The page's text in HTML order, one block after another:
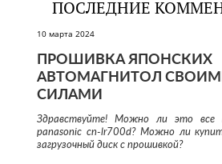
ПОСЛЕДНИЕ
10 марта 2024
ПРОШИВКА ЯПОНСКИХ
АВТОМАГНИТОЛ
СИЛАМИ
Здравствуйте! Можно ли это все
panasonic cn-lr700d? Можно ли
загрузочный диск с прошивкой?